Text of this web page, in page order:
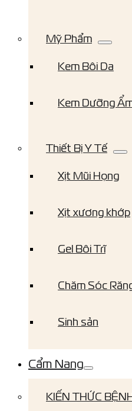
Mỹ Phẩm
Kem Bôi Da
Kem Dưỡng
Thiết Bị Y Tế
Xịt Mũi Họng
Xịt xương khớp
Gel Bôi Trĩ
Chăm Sóc
Sinh sản
Cẩm Nang
KIẾN THỨC